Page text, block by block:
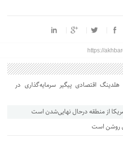
https://
استاندار: بابک زنجانی با ۱۱ هلدینگ اقتصادی پیگیر سرمایه‌گذاری در
از منطقه درحال نهایی‌شدن است
روشن است